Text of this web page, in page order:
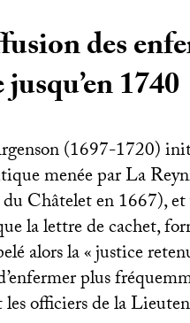
des
1740
(1697-1720)
menée par La
Châtelet en 1667),
la lettre de cachet,
alors la «justice
plus
les officiers de la